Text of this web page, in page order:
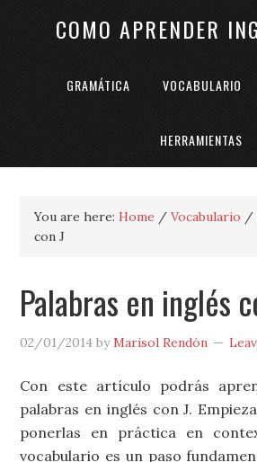
COMO APRENDER
GRAMÁTICA VOCABULARIO
HERRAMIENTAS
You are here:Home / Vocabulario /
con J
Palabras en inglés
02/01/2014 byMarisol Rendón
Con este artículo podrás
palabras en inglés con J.
ponerlas en práctica en
vocabulario es un paso